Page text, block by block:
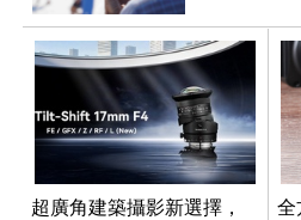
超廣角建築攝影新選擇，
全